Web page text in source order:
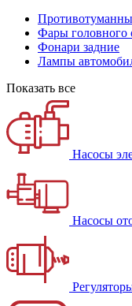
Фары головного
Фонари задние
Лампы
Показать все
Насосы
Насосы